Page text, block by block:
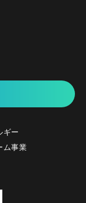
ギー
ム事業